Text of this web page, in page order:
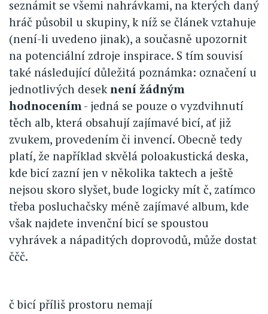
seznámit se všemi nahrávkami, na kterých daný
hráč působil u skupiny, k níž se článek vztahuje
(není-li uvedeno jinak), a současně upozornit
na potenciální zdroje inspirace. S tím souvisí
také následující důležitá poznámka: označení u
jednotlivých deseknení žádným
hodnocením- jedná se pouze o vyzdvihnutí
těch alb, která obsahují zajímavé bicí, ať již
zvukem, provedením či invencí. Obecně tedy
platí, že například skvělá poloakustická deska,
kde bicí zazní jen v několika taktech a ještě
nejsou skoro slyšet, bude logicky mít č, zatímco
třeba posluchačsky méně zajímavé album, kde
však najdete invenční bicí se spoustou
vyhrávek a nápaditých doprovodů, může dostat
ččč.
č bicí příliš prostoru nemají